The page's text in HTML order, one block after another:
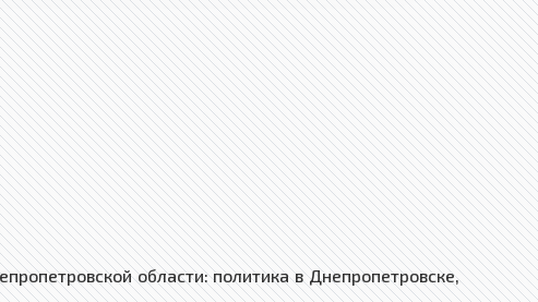
области: политика в Днепропетровске,